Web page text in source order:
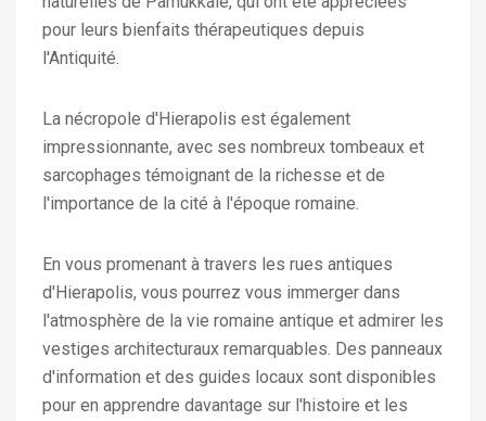
pour leurs bienfaits thérapeutiques depuis
l'Antiquité.
La nécropole d'Hierapolis est également
impressionnante, avec ses nombreux tombeaux et
sarcophages témoignant de la richesse et de
l'importance de la cité à l'époque romaine.
En vous promenant à travers les rues antiques
d'Hierapolis, vous pourrez vous immerger dans
l'atmosphère de la vie romaine antique et admirer les
vestiges architecturaux remarquables. Des panneaux
d'information et des guides locaux sont disponibles
pour en apprendre davantage sur l'histoire et les